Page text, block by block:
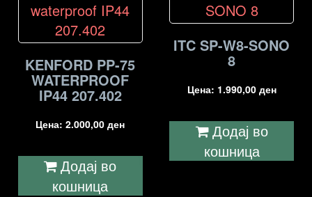
KENFORD PP-75
WATERPROOF
IP44 207.402
Цена:2.000,00ден
Додај во
кошница
ITC SP-W8-SONO
8
Цена: 1.990,00 ден
Додај во
кошница